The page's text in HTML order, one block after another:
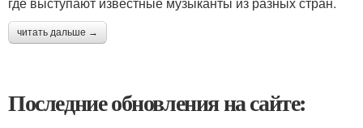
читать дальше →
Последние обновления на сайте: